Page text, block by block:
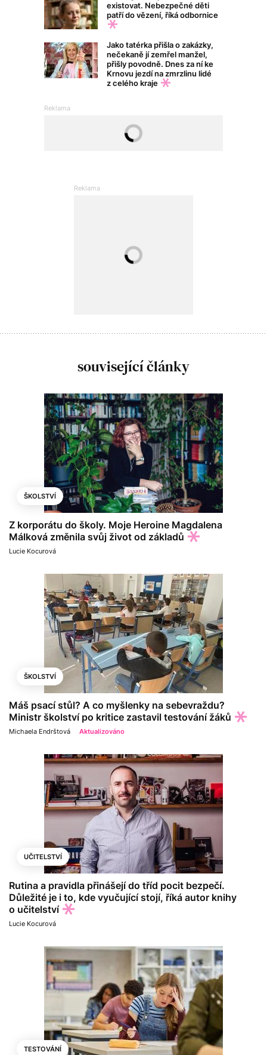
existovat. Nebezpečné děti
patří do vězení, říká odbornice
Jako tatérka přišla o zakázky,
nečekaně jí zemřel manžel,
přišly povodně. Dnes za ní ke
Krnovu jezdí na zmrzlinu lidé
z celého kraje
související články
ŠKOLSTVÍ
Z korporátu do školy. Moje Heroine Magdalena
Málková změnila svůj život od základů
Lucie Kocurová
ŠKOLSTVÍ
Máš psací stůl? A co myšlenky na sebevraždu?
Ministr školství po kritice zastavil testování žáků
Michaela Endrštová Aktualizováno
UČITELSTVÍ
Rutina a pravidla přinášejí do tříd pocit bezpečí.
Důležité je i to, kde vyučující stojí, říká autor knihy
o učitelství
Lucie Kocurová
TESTOVÁNÍ